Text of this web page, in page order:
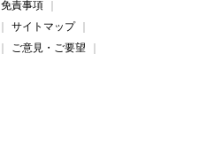
免責事項
サイトマップ
ご意見・ご要望